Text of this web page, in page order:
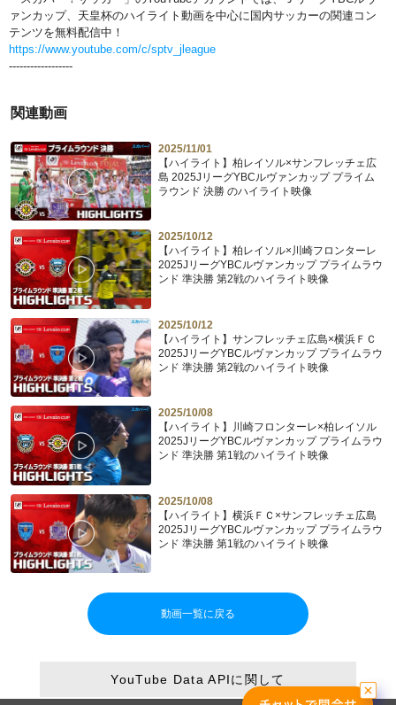
ァンカップ、天皇杯のハイライト動画を中心に国内サッカーの関連コン
テンツを無料配信中！
https://www.youtube.com/c/sptv_jleague
------------------
関連動画
2025/11/01
【ハイライト】柏レイソル×サンフレッチェ広
島 2025JリーグYBCルヴァンカップ プライム
ラウンド 決勝 のハイライト映像
2025/10/12
【ハイライト】柏レイソル×川崎フロンターレ
2025JリーグYBCルヴァンカップ プライムラウ
ンド 準決勝 第2戦のハイライト映像
2025/10/12
【ハイライト】サンフレッチェ広島×横浜ＦＣ
2025JリーグYBCルヴァンカップ プライムラウ
ンド 準決勝 第2戦のハイライト映像
2025/10/08
【ハイライト】川崎フロンターレ×柏レイソル
2025JリーグYBCルヴァンカップ プライムラウ
ンド 準決勝 第1戦のハイライト映像
2025/10/08
【ハイライト】横浜ＦＣ×サンフレッチェ広島
2025JリーグYBCルヴァンカップ プライムラウ
ンド 準決勝 第1戦のハイライト映像
動画一覧に戻る
YouTube Data APIに関して